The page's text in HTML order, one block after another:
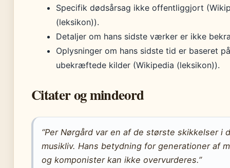
Specifik dødsårsag ikke offentliggjort
(leksikon)).
Detaljer om hans sidste værker er ikke
Oplysninger om hans sidste tid er baseret på
ubekræftede kilder (Wikipedia (leksikon)).
Citater og mindeord
“Per Nørgård var en af de største skikkelser i
musikliv. Hans betydning for generationer af
og komponister kan ikke overvurderes.”